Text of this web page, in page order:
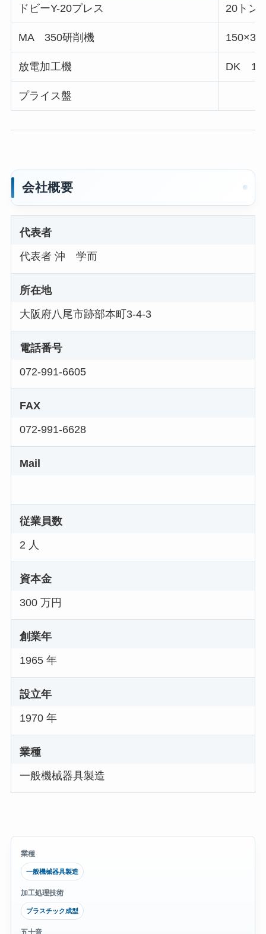
ドビーY-20プレス 20トン
MA 350研削機
放電加工機 DK
プライス盤
会社概要
代表者
代表者 沖 学而
所在地
大阪府八尾市跡部本町3-4-3
電話番号
072-991-6605
FAX
072-991-6628
Mail
従業員数
2 人
資本金
300 万円
創業年
1965 年
設立年
1970 年
業種
一般機械器具製造
業種
一般機械器具製造
加工処理技術
プラスチック成型
五十音